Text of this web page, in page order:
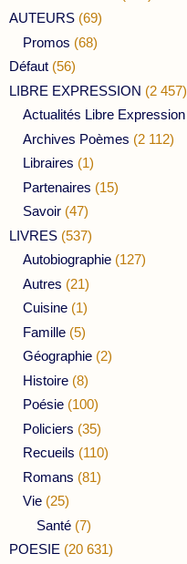
AUTEURS (69)
Promos (68)
Défaut (56)
LIBRE EXPRESSION (2 457)
Actualités Libre Expression
Archives Poèmes (2 112)
Libraires (1)
Partenaires (15)
Savoir (47)
LIVRES (537)
Autobiographie (127)
Autres (21)
Cuisine (1)
Famille (5)
Géographie (2)
Histoire (8)
Poésie (100)
Policiers (35)
Recueils (110)
Romans (81)
Vie (25)
Santé (7)
POESIE (20 631)